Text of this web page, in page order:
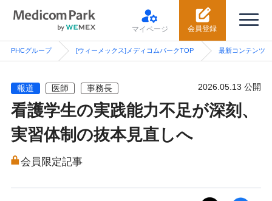
会員登録
マイページ
PHCグループ [ウィーメックス]メディコムパークTOP 最新コンテンツ
報道 医師 事務長 2026.05.13 公開
看護学生の実践能力不足が深刻、
実習体制の抜本見直しへ
会員限定記事